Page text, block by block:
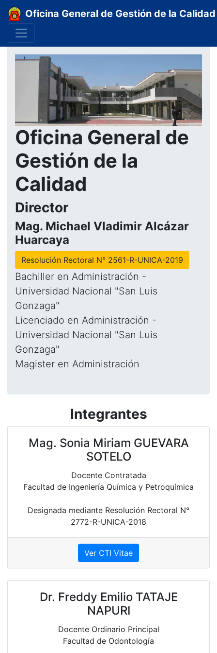
Oficina General de Gestión de la Calidad
Oficina General de
Gestión de la
Calidad
Director
Mag. Michael Vladimir Alcázar
Huarcaya
Resolución Rectoral N° 2561-R-UNICA-2019
Bachiller en Administración -
Universidad Nacional "San Luis
Gonzaga"
Licenciado en Administración -
Universidad Nacional "San Luis
Gonzaga"
Magister en Administración
Integrantes
Mag. Sonia Miriam GUEVARA
SOTELO
Docente Contratada
Facultad de Ingeniería Química y Petroquímica
Designada mediante Resolución Rectoral N°
2772-R-UNICA-2018
Ver CTI Vitae
Dr. Freddy Emilio TATAJE
NAPURI
Docente Ordinario Principal
Facultad de Odontología